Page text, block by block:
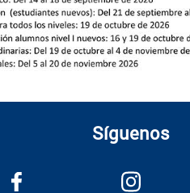
Síguenos